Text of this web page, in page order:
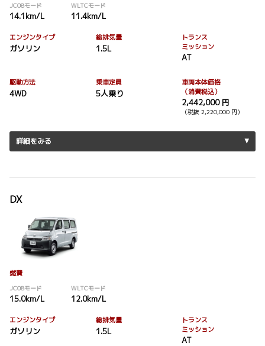
JC08モード
14.1km/L
WLTCモード
11.4km/L
エンジンタイプ
ガソリン
総排気量
1.5L
トランス
ミッション
AT
駆動方法
4WD
乗車定員
5人乗り
車両本体価格
（消費税込）
2,442,000 円
（税抜 2,220,000 円）
詳細をみる
DX
燃費
JC08モード
15.0km/L
WLTCモード
12.0km/L
エンジンタイプ
ガソリン
総排気量
1.5L
トランス
ミッション
AT